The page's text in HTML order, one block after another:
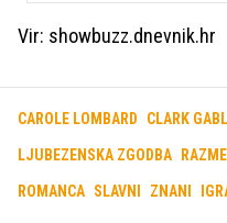
Vir: showbuzz.dnevnik.hr
CAROLE LOMBARD CLARK
LJUBEZENSKA ZGODBA
ROMANCA SLAVNI ZNANI